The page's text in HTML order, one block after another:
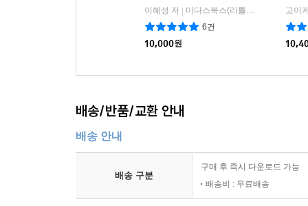
이혜성 저 | 미다스북스(리틀미다스)
6건
10,000원
고이
배송/반품/교환 안내
배송 안내
배송 구분
구매 후 즉시 다운로드 가능
배송비 : 무료배송